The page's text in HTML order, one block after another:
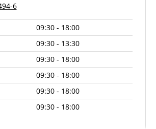
6
09:30 - 18:00
09:30 - 13:30
09:30 - 18:00
09:30 - 18:00
09:30 - 18:00
09:30 - 18:00